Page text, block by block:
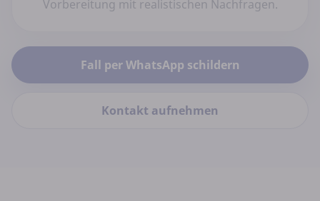
Vorbereitung mit realistischen Nachfragen.
Fall per WhatsApp schildern
Kontakt aufnehmen